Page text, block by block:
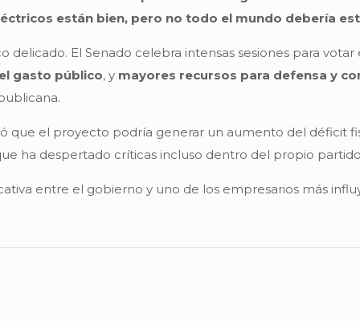
están bien, pero no todo el mundo debería
El Senado celebra intensas sesiones para
gasto público, y mayores recursos para defensa y
que el proyecto podría generar un aumento del déficit
ha despertado críticas incluso dentro del propio
entre el gobierno y uno de los empresarios más